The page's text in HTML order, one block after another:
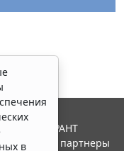
в
ГАРАНТ
и ее партнеры